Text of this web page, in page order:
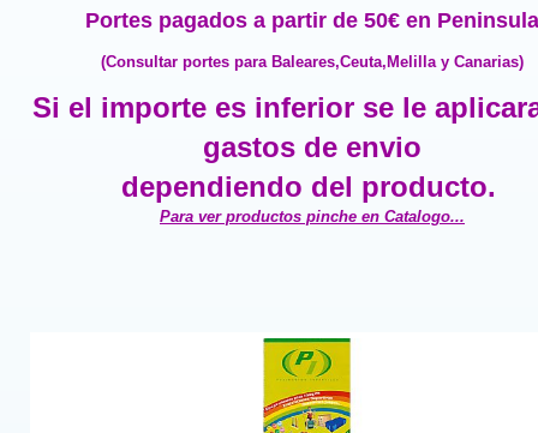
Portes pagados a partir de 50€ en Peninsula
(Consultar portes para Baleares,Ceuta,Melilla y Canarias)
Si el importe es inferior se le
gastos de envio
dependiendo del producto.
Para ver productos pinche en Catalogo...